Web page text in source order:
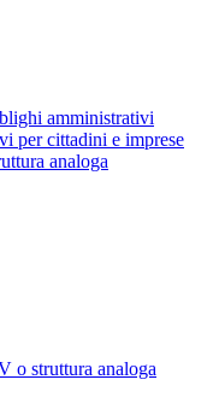
amministrativi
per cittadini e imprese
analoga
o struttura analoga